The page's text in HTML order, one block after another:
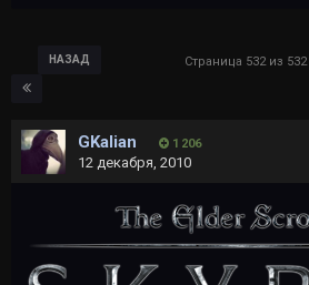
НАЗАД Страница 532 из 532
GKalian 1 206
12 декабря, 2010